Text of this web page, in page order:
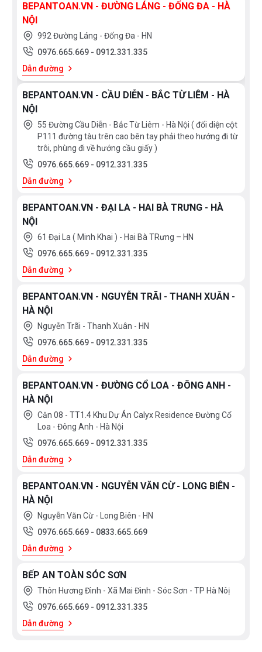
Hiểu hơn về công nghệ Inverter
Không chỉ trên dòng bếp từ, Inverter là công nghệ phổ biến
những thiết bị sử dụng động cơ điện. Các sản phẩm trang bị
công nghệ mang đến khả năng tiết kiệm điện hiệu quả hơn
so với những thiết bị thông thường.
Thực tế, Inverter là công nghệ biến tần mang đến khả năng
BEPANTOAN.VN - ĐƯỜNG LÁNG - ĐỐNG ĐA - HÀ
NỘI
992 Đường Láng - Đống Đa - HN
0976.665.669 - 0912.331.335
Dẫn đường
BEPANTOAN.VN - CẦU DIỄN - BẮC TỪ LIÊM - HÀ
NỘI
55 Đường Cầu Diễn - Bắc Từ Liêm - Hà Nội ( đối diện cột
P111 đường tàu trên cao bên tay phải theo hướng đi từ
trôi, phùng đi về hướng cầu giấy )
0976.665.669 - 0912.331.335
Dẫn đường
BEPANTOAN.VN - ĐẠI LA - HAI BÀ TRƯNG - HÀ
NỘI
61 Đại La ( Minh Khai ) - Hai Bà TRưng – HN
0976.665.669 - 0912.331.335
Dẫn đường
BEPANTOAN.VN - NGUYỄN TRÃI - THANH XUÂN -
HÀ NỘI
Nguyễn Trãi - Thanh Xuân - HN
0976.665.669 - 0912.331.335
Dẫn đường
BEPANTOAN.VN - ĐƯỜNG CỔ LOA - ĐÔNG ANH -
HÀ NỘI
Căn 08 - TT1.4 Khu Dự Án Calyx Residence Đường Cổ
Loa - Đông Anh - Hà Nội
0976.665.669 - 0912.331.335
Dẫn đường
BEPANTOAN.VN - NGUYỄN VĂN CỪ - LONG BIÊN -
HÀ NỘI
Nguyễn Văn Cừ - Long Biên - HN
0976.665.669 - 0833.665.669
Dẫn đường
BẾP AN TOÀN SÓC SƠN
Thôn Hương Đình - Xã Mai Đình - Sóc Sơn - TP Hà Nôị
0976.665.669 - 0912.331.335
Dẫn đường